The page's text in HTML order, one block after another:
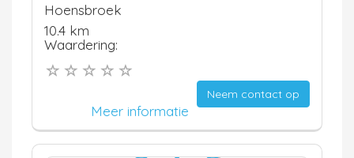
Hoensbroek
10.4 km
Waardering:
Neem contact op
Meer informatie